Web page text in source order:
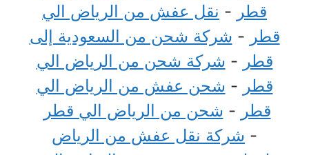
قطر - نقل عفش من الرياض الي
قطر - شركة شحن من السعودية إلى
قطر - شركة شحن من الرياض الي
قطر - شحن عفش من الرياض الي
قطر - شحن من الرياض الي قطر
- شركة نقل عفش من الرياض